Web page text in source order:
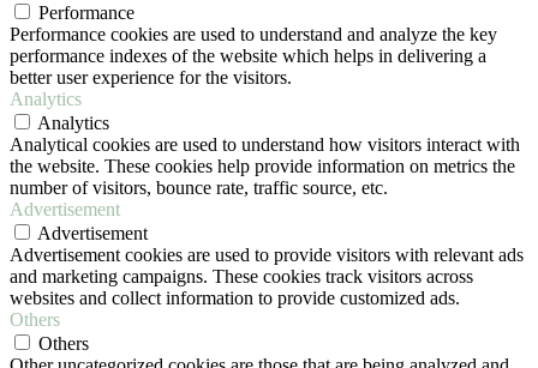
Performance
Performance cookies are used to understand and analyze the key
performance indexes of the website which helps in delivering a
better user experience for the visitors.
Analytics
Analytics
Analytical cookies are used to understand how visitors interact with
the website. These cookies help provide information on metrics the
number of visitors, bounce rate, traffic source, etc.
Advertisement
Advertisement
Advertisement cookies are used to provide visitors with relevant ads
and marketing campaigns. These cookies track visitors across
websites and collect information to provide customized ads.
Others
Others